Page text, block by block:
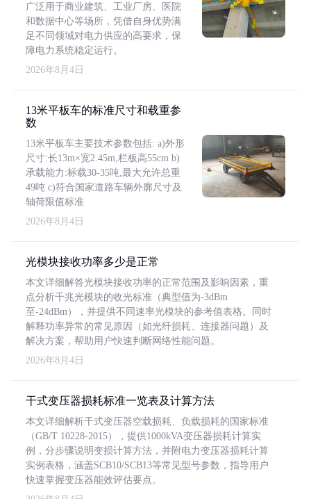
广泛用于商业建筑、工业厂房、医院
和数据中心等场所，凭借自身优势满
足不同领域对电力供应的高要求，保
障电力系统稳定运行。
2026年8月4日
13米平板车的标准尺寸和载重参
数
13米平板车主要技术参数包括: a)外形
尺寸:长13m×宽2.45m,栏板高55cm b)
承载能力:标载30-35吨,最大允许总重
49吨 c)符合国家道路车辆外廓尺寸及
轴荷限值标准
2026年8月4日
光模块接收功率多少是正常
本文详细解答光模块接收功率的正常范围及影响因素，重
点分析千兆光模块的收光标准（典型值为-3dBm
至-24dBm），并提供不同速率光模块的参考值表格。同时
解释功率异常的常见原因（如光纤损耗、连接器问题）及
解决方案，帮助用户快速判断网络性能问题。
2026年8月4日
干式变压器损耗标准一览表及计算方法
本文详细解析干式变压器空载损耗、负载损耗的国家标准
（GB/T 10228-2015），提供1000kVA变压器损耗计算实
例，分步骤说明变损计算方法，并附电力变压器损耗计算
实例表格，涵盖SCB10/SCB13等常见型号参数，指导用户
快速掌握变压器能效评估要点。